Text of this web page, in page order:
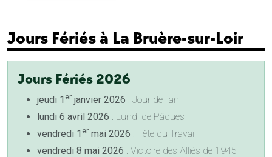
Jours Fériés à La Bruère-sur-Loir
Jours Fériés 2026
jeudi 1 er janvier 2026 : Jour de l'an
lundi 6 avril 2026 : Lundi de Pâques
vendredi 1 er mai 2026 : Fête du Travail
vendredi 8 mai 2026 : Victoire des Alliés de 1945